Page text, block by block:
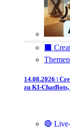
⬛️
14.08.2026 |
zu KI-
🔴